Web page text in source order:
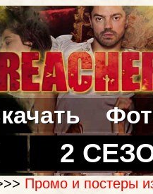
2
Промо и постеры